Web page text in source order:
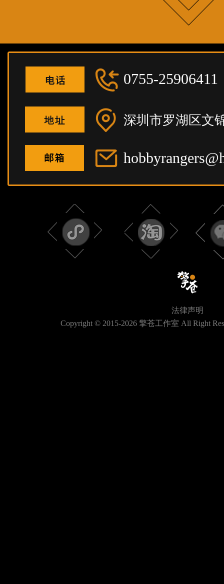
0755-25906411
深圳市罗湖区文
法律声明
Copyright © 2015-2026 擎苍工作室 All Right